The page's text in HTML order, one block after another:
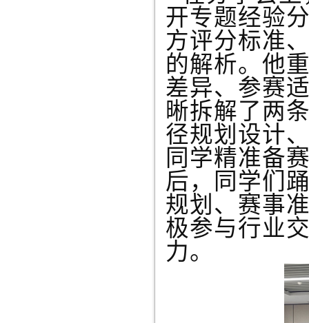
开专题经验
方评分标准
的解析。他
差异、参赛
晰拆解了两
径规划设计
同学精准备
后，同学们
规划、赛事
极参与行业
力。